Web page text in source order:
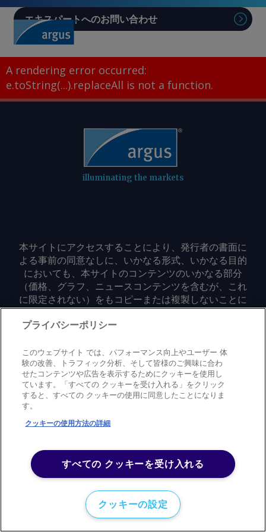
エキスパートへのお問い合わせ
A rendering error occurred:
e.toString(...).replaceAll is not a function.
illuminating the markets
本サイトにアクセスすることにより、発行者の書面に
よる事前の同意なしに、いかなる形式、いかなる目的
においても、本サイトのコンテンツのいかなる部分
（価格、グラフ、ニュースコンテンツを含むが、これ
に限定されない）をもコピーまたは複製しないことに
同意するものとする。
© 2026 アーガス・メディア・グループ
Privacy policy TrademarkCopyright policyTerms of use
Modern slavery statementCareersContact usSupport
プライバシーポリシー
このウェブサイト では、パフォーマンス向上やユーザー 体
験の改善、トラフィック分析、そして皆様のご興味に合わ
せたコンテンツや広告を表示するためにクッキーを使用し
ています。「すべての クッキーを受け入れる」をクリック
すると、すべての クッキーの使用に同意したことになりま
す。
クッキーの使用方法の詳細
すべての クッキーを受け入れる
クッキーの設定